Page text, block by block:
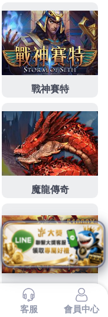
活小額借
小額創業和路邊攤
票貼現。泰山汽車
車借款是您缺錢救
鋪為您服務五股支
朋友撥打我們的服務